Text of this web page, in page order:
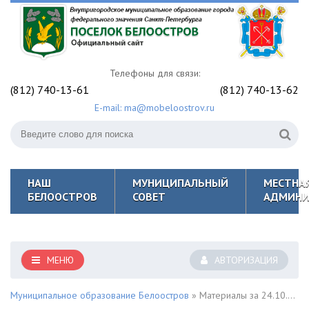
Телефоны для связи:
(812) 740-13-61 (812) 740-13-62
E-mail: ma@mobeloostrov.ru
НАШ
БЕЛООСТРОВ
МУНИЦИПАЛЬНЫЙ
СОВЕТ
АВТОРИЗАЦИЯ
МЕНЮ
Муниципальное образование Белоостров » Материалы за 24.10.2022